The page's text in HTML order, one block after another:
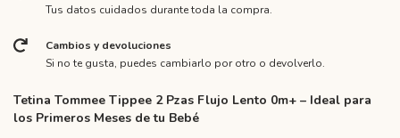
Tus datos cuidados durante toda la compra.
Cambios y devoluciones
Si no te gusta, puedes cambiarlo por otro o devolverlo.
Tetina Tommee Tippee 2 Pzas Flujo Lento 0m+ – Ideal para
los Primeros Meses de tu Bebé